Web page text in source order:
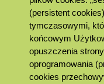
(persistent
tymczasowymi,
końcowym
opuszczenia
oprogramowania
cookies